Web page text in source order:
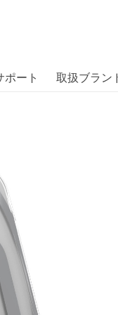
め「ユニークな商
ポート 取扱ブラン